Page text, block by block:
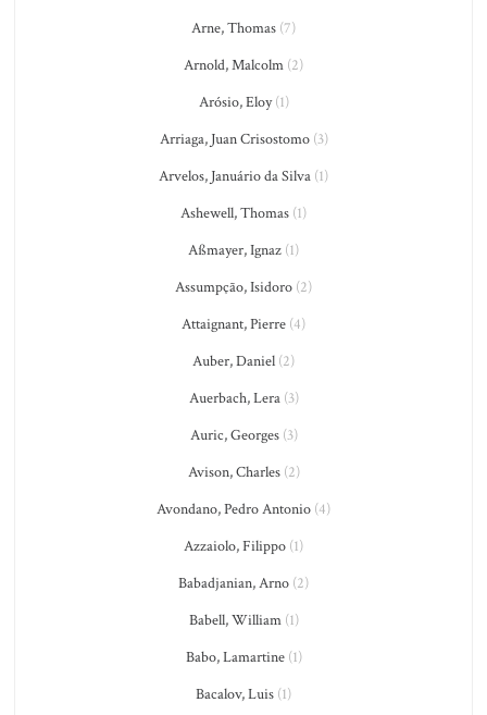
Arne, Thomas (7)
Arnold, Malcolm (2)
Arósio, Eloy(1)
Arriaga, Juan Crisostomo(3)
Arvelos, Januário da Silva (1)
Ashewell, Thomas (1)
Aßmayer, Ignaz (1)
Assumpção, Isidoro (2)
Attaignant, Pierre (4)
Auber, Daniel (2)
Auerbach, Lera(3)
Auric, Georges(3)
Avison, Charles(2)
Avondano, Pedro Antonio (4)
Azzaiolo, Filippo (1)
Babadjanian, Arno (2)
Babell, William(1)
Babo, Lamartine(1)
Bacalov, Luis (1)